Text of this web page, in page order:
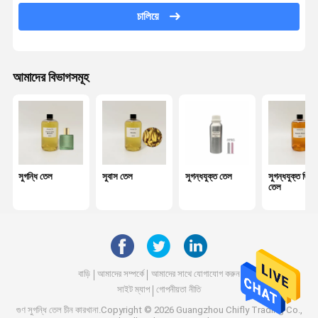
অতিস্বনক ডিফিউজার তেল
সুগন্ধি তেল
চালিয়ে
আমাদের বিভাগসমূহ
সুগন্ধি তেল সুবাস তেল সুগন্ধযুক্ত তেল
সুগন্ধযুক্ত
তেল
বাড়ি আমাদের সম্পর্কে
আমাদের সাথে যোগাযোগ করুন
সাইট ম্যাপ
গোপনীয়তা নীতি
গুণ সুগন্ধি তেল চীন কারখানা.Copyright © 2026 Guangzhou Chifly Trading Co.,